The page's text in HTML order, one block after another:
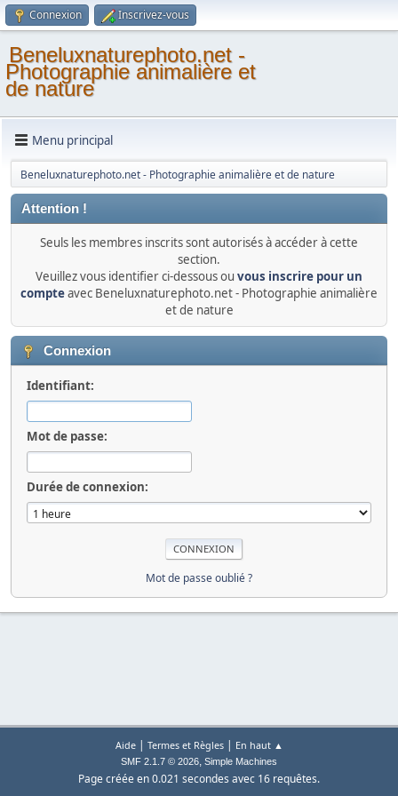
Connexion Inscrivez-vous
Beneluxnaturephoto.net -
Photographie animalière et
de nature
Menu principal
Beneluxnaturephoto.net - Photographie animalière et de nature
Attention !
Seuls les membres inscrits sont autorisés à accéder à cette
section.
Veuillez vous identifier ci-dessous ou vous inscrire pour un
compteavec Beneluxnaturephoto.net - Photographie animalière
et de nature
Connexion
Identifiant:
Mot de passe:
Durée de connexion:
Mot de passe oublié ?
Aide| Termes et Règles| En haut ▲
SMF 2.1.7 © 2026, Simple Machines
Page créée en 0.021 secondes avec 16 requêtes.